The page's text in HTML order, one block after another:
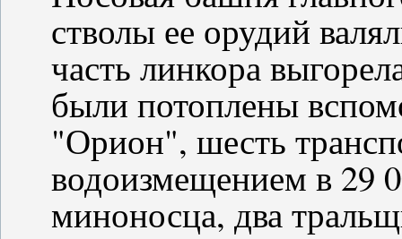
стволы ее орудий
часть линкора
были потоплены
"Орион", шесть
водоизмещением в 29
миноносца, два